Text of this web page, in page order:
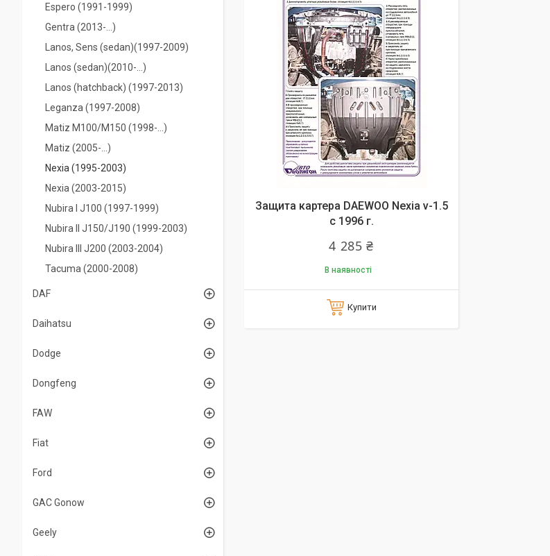
Защита картера DAEWOO Nexia v-1.5
c 1996 г.
4 285 ₴
В наявності
Купити
Espero (1991-1999)
Gentra (2013-…)
Lanos, Sens (sedan)(1997-2009)
Lanos (sedan)(2010-…)
Lanos (hatchback) (1997-2013)
Leganza (1997-2008)
Matiz M100/M150 (1998-…)
Matiz (2005-...)
Nexia (1995-2003)
Nexia (2003-2015)
Nubira I J100 (1997-1999)
Nubira II J150/J190 (1999-2003)
Nubira IIІ J200 (2003-2004)
Tacuma (2000-2008)
DAF
Daihatsu
Dodge
Dongfeng
FAW
Fiat
Ford
GAC Gonow
Geely